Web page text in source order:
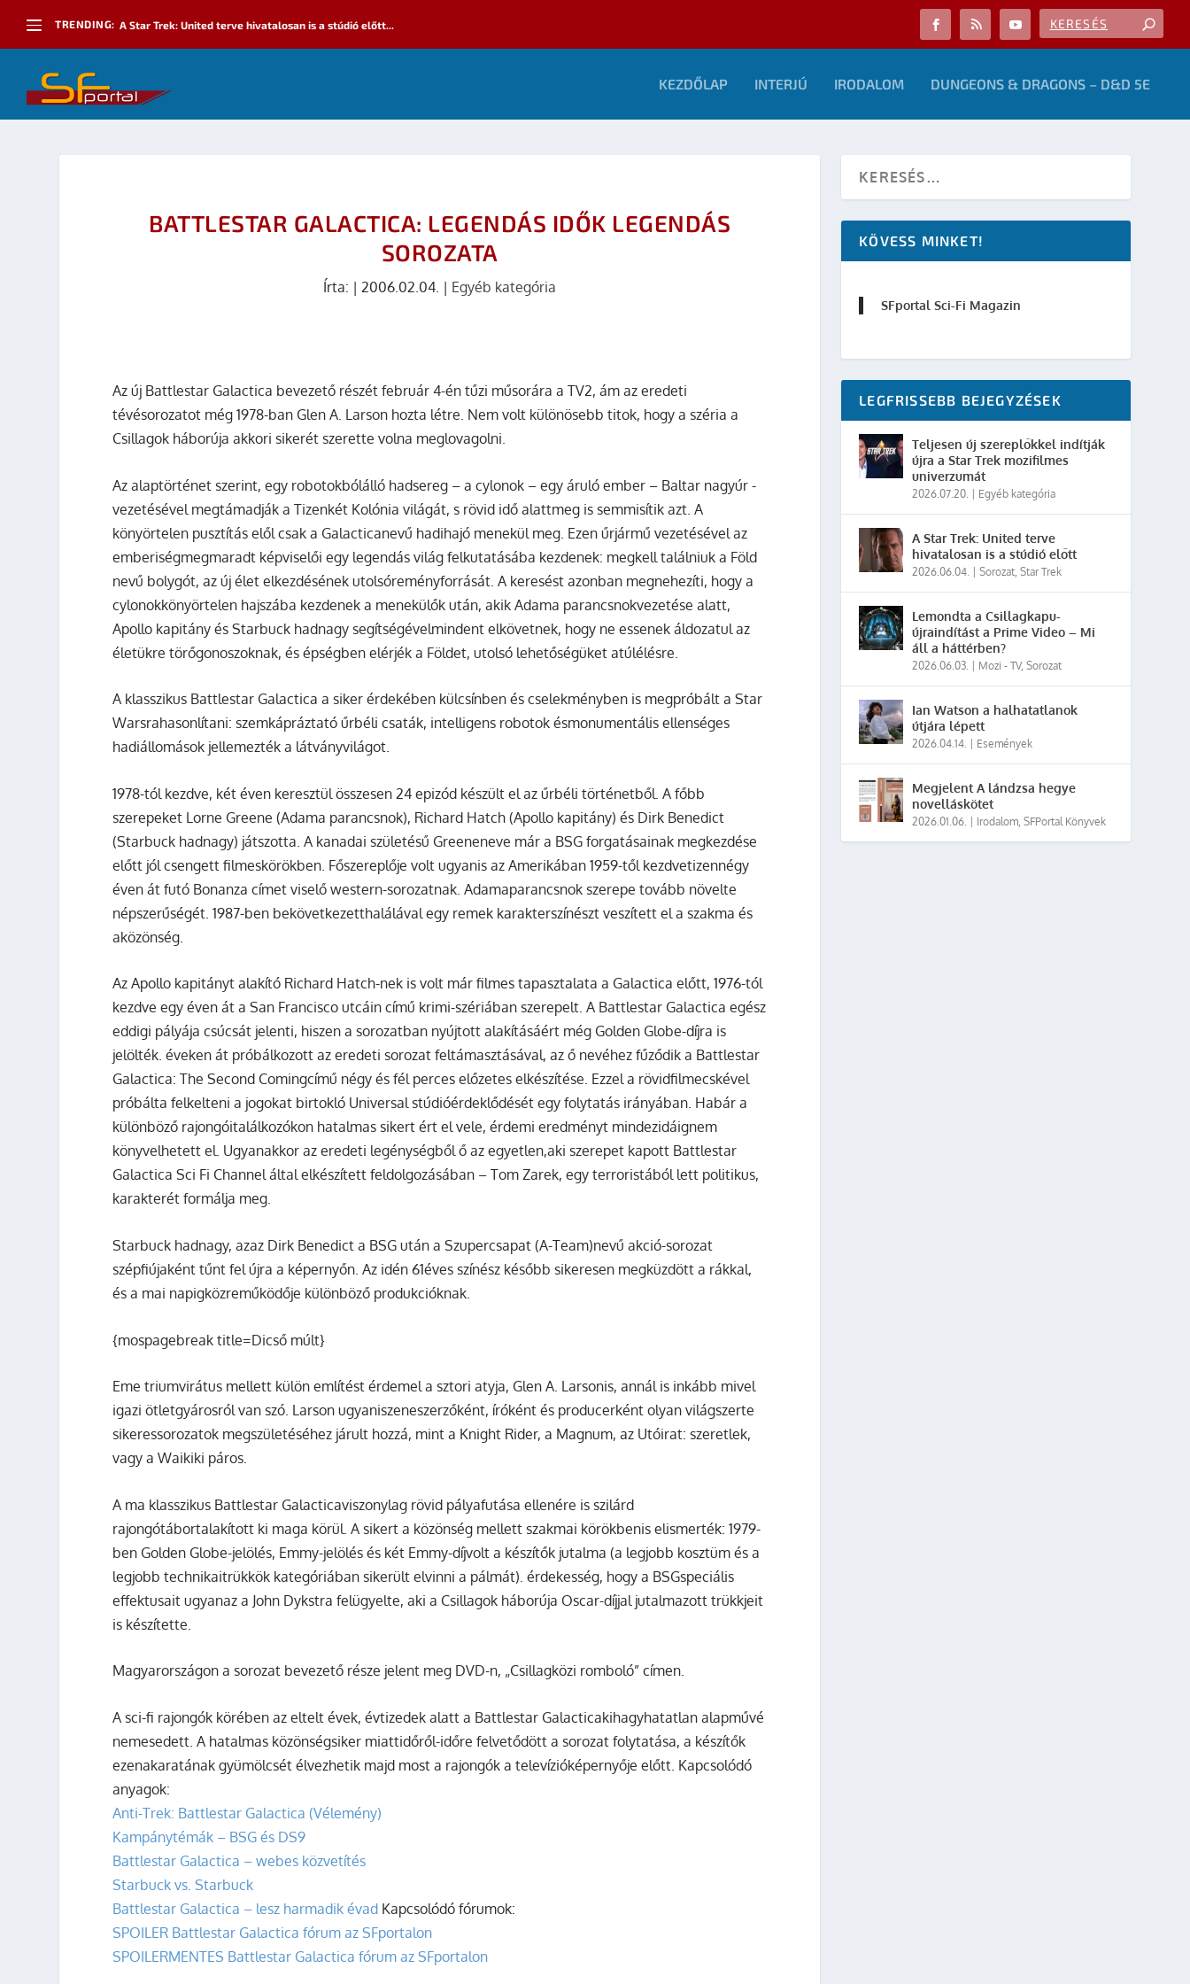
TRENDING: A Star Trek: United terve hivatalosan is a stúdió előtt...
KEZDŐLAP INTERJÚ IRODALOM DUNGEONS & DRAGONS – D&D 5E
BATTLESTAR GALACTICA: LEGENDÁS IDŐK LEGENDÁS
SOROZATA
Írta: |2006.02.04. | Egyéb kategória
Az új Battlestar Galactica bevezető részét február 4-én tűzi műsorára a TV2, ám az eredeti
tévésorozatot még 1978-ban Glen A. Larson hozta létre. Nem volt különösebb titok, hogy a széria a
Csillagok háborúja akkori sikerét szerette volna meglovagolni.
Az alaptörténet szerint, egy robotokbólálló hadsereg – a cylonok – egy áruló ember – Baltar nagyúr -
vezetésével megtámadják a Tizenkét Kolónia világát, s rövid idő alattmeg is semmisítik azt. A
könyörtelen pusztítás elől csak a Galacticanevű hadihajó menekül meg. Ezen űrjármű vezetésével az
emberiségmegmaradt képviselői egy legendás világ felkutatásába kezdenek: megkell találniuk a Föld
nevű bolygót, az új élet elkezdésének utolsóreményforrását. A keresést azonban megnehezíti, hogy a
cylonokkönyörtelen hajszába kezdenek a menekülők után, akik Adama parancsnokvezetése alatt,
Apollo kapitány és Starbuck hadnagy segítségévelmindent elkövetnek, hogy ne essenek áldozatul az
életükre törőgonoszoknak, és épségben elérjék a Földet, utolsó lehetőségüket atúlélésre.
A klasszikus Battlestar Galactica a siker érdekében külcsínben és cselekményben is megpróbált aStar
Warsrahasonlítani: szemkápráztató űrbéli csaták, intelligens robotok ésmonumentális ellenséges
hadiállomások jellemezték a látványvilágot.
1978-tól kezdve, két éven keresztül összesen 24 epizód készült el az űrbéli történetből. A főbb
szerepeket Lorne Greene (Adama parancsnok), Richard Hatch (Apollo kapitány) és Dirk Benedict
(Starbuck hadnagy) játszotta. A kanadai születésű Greeneneve már a BSG forgatásainak megkezdése
előtt jól csengett filmeskörökben. Főszereplője volt ugyanis az Amerikában 1959-től kezdvetizennégy
éven át futó Bonanza címet viselő western-sorozatnak.Adamaparancsnok szerepe tovább növelte
népszerűségét. 1987-ben bekövetkezetthalálával egy remek karakterszínészt veszített el a szakma és
aközönség.
AzApollo kapitányt alakító Richard Hatch-nek is volt már filmes tapasztalata a Galactica előtt, 1976-tól
kezdve egy éven át aSan Francisco utcáincímű krimi-szériában szerepelt. A Battlestar Galactica egész
eddigi pályája csúcsát jelenti, hiszen a sorozatban nyújtott alakításáért még Golden Globe-díjra is
jelölték. éveken át próbálkozott az eredeti sorozat feltámasztásával, az ő nevéhez fűződik a Battlestar
Galactica: The Second Comingcímű négy és fél perces előzetes elkészítése. Ezzel a rövidfilmecskével
próbálta felkelteni a jogokat birtokló Universal stúdióérdeklődését egy folytatás irányában. Habár a
különböző rajongóitalálkozókon hatalmas sikert ért el vele, érdemi eredményt mindezidáignem
könyvelhetett el. Ugyanakkor az eredeti legénységből ő az egyetlen,aki szerepet kapott Battlestar
Galactica Sci Fi Channel által elkészített feldolgozásában – Tom Zarek, egy terroristából lett politikus,
karakterét formálja meg.
Starbuck hadnagy, azaz Dirk Benedict a BSG után aSzupercsapat (A-Team)nevű akció-sorozat
szépfiújaként tűnt fel újra a képernyőn. Az idén 61éves színész később sikeresen megküzdött a rákkal,
és a mai napigközreműködője különböző produkcióknak.
{mospagebreak title=Dicső múlt}
Eme triumvirátus mellett külön említést érdemel a sztori atyja, Glen A. Larsonis, annál is inkább mivel
igazi ötletgyárosról van szó. Larson ugyaniszeneszerzőként, íróként és producerként olyan világszerte
sikeressorozatok megszületéséhez járult hozzá, mint a Knight Rider, a Magnum, az Utóirat: szeretlek,
vagy aWaikiki páros.
A ma klasszikus Battlestar Galacticaviszonylag rövid pályafutása ellenére is szilárd
rajongótábortalakított ki maga körül. A sikert a közönség mellett szakmai körökbenis elismerték: 1979-
ben Golden Globe-jelölés, Emmy-jelölés és két Emmy-díjvolt a készítők jutalma (a legjobb kosztüm és a
legjobb technikaitrükkök kategóriában sikerült elvinni a pálmát). érdekesség, hogy a BSGspeciális
effektusait ugyanaz a John Dykstra felügyelte, aki a Csillagok háborúja Oscar-díjjal jutalmazott trükkjeit
is készítette.
Magyarországon a sorozat bevezető része jelent meg DVD-n, „Csillagközi romboló” címen.
A sci-fi rajongók körében az eltelt évek, évtizedek alatt a Battlestar Galacticakihagyhatatlan alapművé
nemesedett. A hatalmas közönségsiker miattidőről-időre felvetődött a sorozat folytatása, a készítők
ezenakaratának gyümölcsét élvezhetik majd most a rajongók a televízióképernyője előtt. Kapcsolódó
anyagok:
Anti-Trek: Battlestar Galactica (Vélemény)
Kampánytémák – BSG és DS9
Battlestar Galactica – webes közvetítés
Starbuck vs. Starbuck
Battlestar Galactica – lesz harmadik évad Kapcsolódó fórumok:
SPOILER Battlestar Galactica fórum az SFportalon
SPOILERMENTES Battlestar Galactica fórum az SFportalon
KÖVESS MINKET!
SFportal Sci-Fi Magazin
LEGFRISSEBB BEJEGYZÉSEK
Teljesen új szereplőkkel indítják
újra a Star Trek mozifilmes
univerzumát
2026.07.20. Egyéb kategória
A Star Trek: United terve
hivatalosan is a stúdió előtt
2026.06.04. |Sorozat,Star Trek
Lemondta a Csillagkapu-
újraindítást a Prime Video – Mi
áll a háttérben?
2026.06.03. Mozi - TV,Sorozat
Ian Watson a halhatatlanok
útjára lépett
2026.04.14. Események
Megjelent A lándzsa hegye
novelláskötet
2026.01.06. Irodalom,SFPortal Könyvek